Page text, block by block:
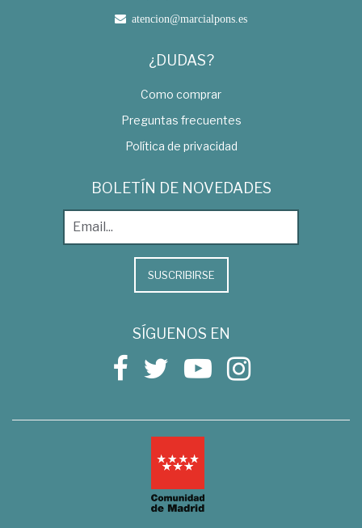
atencion@marcialpons.es
¿DUDAS?
Como comprar
Preguntas frecuentes
Política de privacidad
BOLETÍN DE NOVEDADES
SUSCRIBIRSE
SÍGUENOS EN